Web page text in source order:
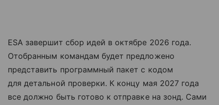
ESA завершит сбор идей в октябре 2026 года.
Отобранным командам будет предложено
представить программный пакет с кодом
для детальной проверки. К концу мая 2027 года
все должно быть готово к отправке на зонд. Сами